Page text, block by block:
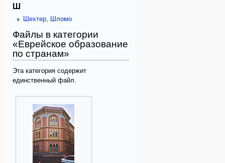
Ш
Шехтер, Шломо
Файлы в категории
«Еврейское образование
по странам»
Эта категория содержит
единственный файл.